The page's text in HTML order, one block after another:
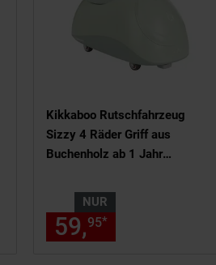
€ Sternchen
Kikkaboo Rutschfahrzeug
Sizzy 4 Räder Griff aus
Buchenholz ab 1 Jahr
NUR
59,95*